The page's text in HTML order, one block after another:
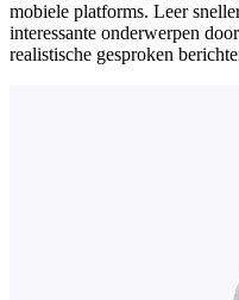
mobiele platforms. Leer
interessante onderwerpen
realistische gesproken